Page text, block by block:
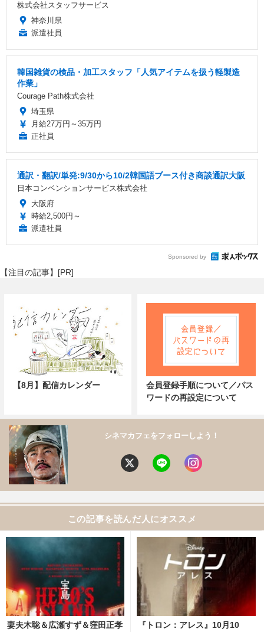
株式会社スタッフサービス
神奈川県
派遣社員
韓国雑貨の検品・加工スタッフ「人気アイテムを扱う軽製造
作業」
Courage Path株式会社
埼玉県
月給27万円～35万円
正社員
通訳・翻訳/単発:9/30から10/2韓国語ブース付き商談通訳大阪
日本コンベンションサービス株式会社
大阪府
時給2,500円～
派遣社員
Sponsored by
【注目の記事】[PR]
【8月】配信カレンダー
会員登録手順について／パス
ワードの再設定について
シネマカフェをフォローしよう！
この記事を読んだ人にオススメ
妻夫木聡＆広瀬すず＆窪田正孝
『トロン：アレス』10月10